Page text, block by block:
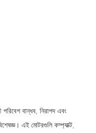
পরিবেশ বান্ধব, নিরাপদ এবং
এই মোটরগুলি কম্প্যাক্ট,